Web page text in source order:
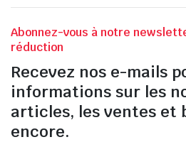
Abonnez-vous à notre
réduction
Recevez nos e-mails
informations sur les
articles, les ventes et
encore.